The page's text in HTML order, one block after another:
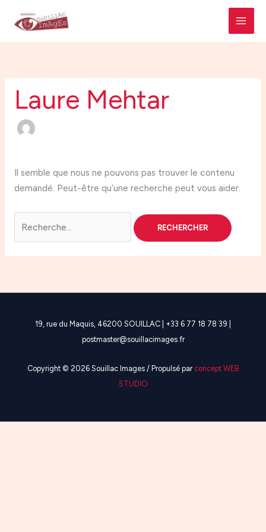
Laure Mehtar
Il semble que nous ne pouvons pas trouver le contenu
demandé. Peut-être qu’une recherche peut vous aider.
19, rue du Maquis, 46200 SOUILLAC | +33 6 77 18 78 39 |
postmaster@souillacimages.fr
Copyright © 2026 Souillac Images / Propulsé par concept WEB
STUDIO